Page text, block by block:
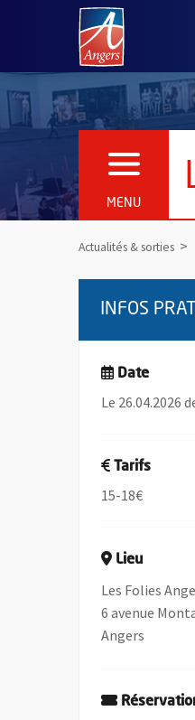
Angers.fr :
MENU
OUVRIR LE MENU
Actualités & sorties
INFOS
Date
Le 26.04.2026
Tarifs
15-18€
Lieu
Les Folies
6 avenue
Angers